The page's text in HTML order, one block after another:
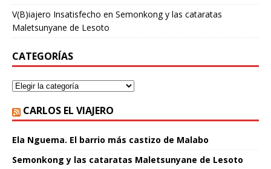
V(B)iajero Insatisfecho en Semonkong y las cataratas
Maletsunyane de Lesoto
CATEGORÍAS
CARLOS EL VIAJERO
Ela Nguema. El barrio más castizo de Malabo
Semonkong y las cataratas Maletsunyane de Lesoto